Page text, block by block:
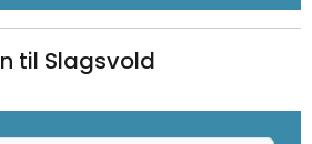
til Slagsvold